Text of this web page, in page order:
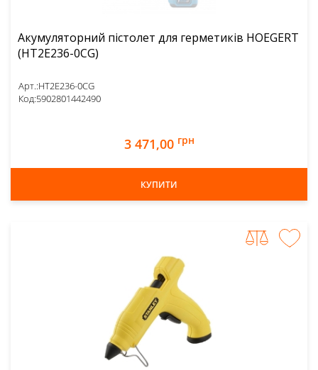
Акумуляторний пістолет для герметиків HOEGERT
(HT2E236-0CG)
Арт.:HT2E236-0CG
Код:5902801442490
3 471,00 грн
КУПИТИ